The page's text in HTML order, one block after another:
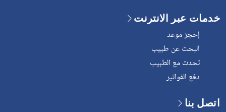
خدمات عبر الانترنت
إحجز موعد
البحث عن طبيب
تحدث مع الطبيب
دفع الفواتير
اتصل بنا